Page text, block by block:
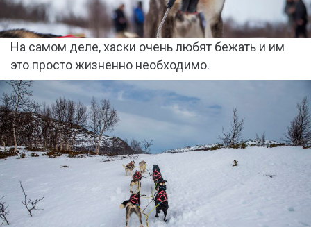
На самом деле, хаски очень любят бежать и им
это просто жизненно необходимо.